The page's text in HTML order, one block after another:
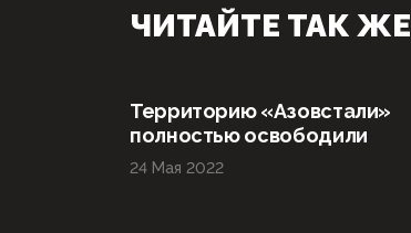
ЧИТАЙТЕ ТАК ЖЕ
Территорию «Азовстали»
полностью освободили
24 Мая 2022